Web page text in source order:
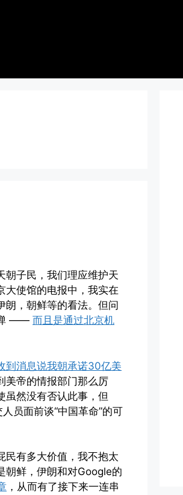
朝子民，我们理应维护天
大使馆的电报中，我实在
朗，朝鲜等的看法。但问
弹 —— 而且是通过北京机
到消息说我朝承诺30亿美
美帝的情报部门那么厉
虽然没有否认此事，但
员面前谈“中国革命”的可
民有多大价值，我不抱太
朝鲜，伊朗和对Google的
，从而有了接下来一连串